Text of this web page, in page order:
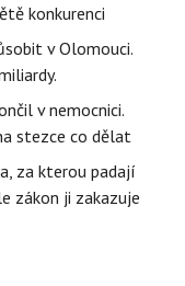
konkurenci
v Olomouci.
v nemocnici.
stezce co dělat
za kterou padají
zákon ji zakazuje